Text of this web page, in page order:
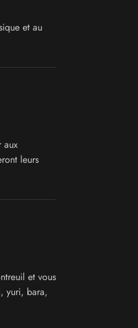
et au
aux
leurs
et vous
yuri, bara,